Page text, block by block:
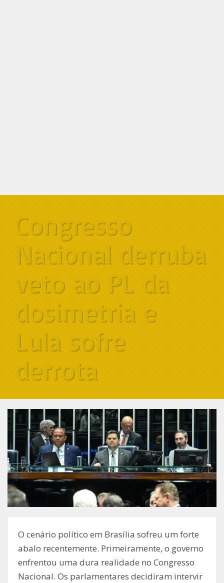
Congresso
Nacional derruba
veto ao PL da
dosimetria e
Lula sofre
derrota
O cenário político em Brasília sofreu um forte
abalo recentemente. Primeiramente, o governo
enfrentou uma dura realidade no Congresso
Nacional. Os parlamentares decidiram intervir